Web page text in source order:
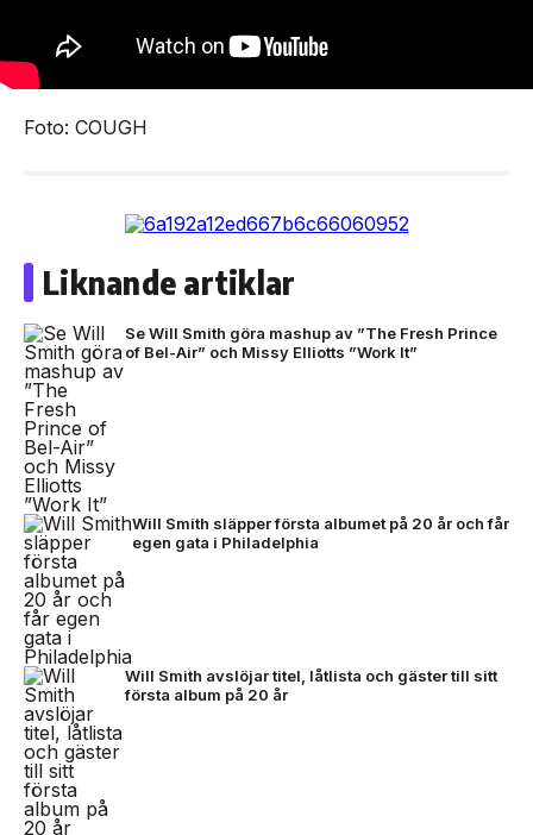
Foto: COUGH
Liknande artiklar
Se Will Smith göra mashup av ”The Fresh Prince
of Bel-Air” och Missy Elliotts ”Work It”
Will Smith släpper första albumet på 20 år och får
egen gata i Philadelphia
Will Smith avslöjar titel, låtlista och gäster till sitt
första album på 20 år